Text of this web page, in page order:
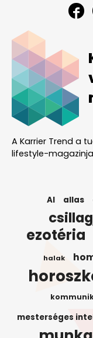
A Karrier Trend a
lifestyle-
AI allas
ezotéria
halak
mesterséges